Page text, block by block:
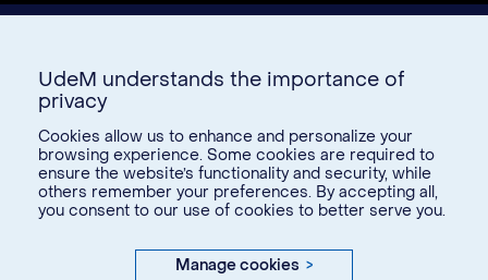
Donate
UdeM understands the importance of
privacy
Cookies allow us to enhance and personalize your
browsing experience. Some cookies are required to
ensure the website’s functionality and security, while
others remember your preferences. By accepting all,
you consent to our use of cookies to better serve you.
Manage cookies >